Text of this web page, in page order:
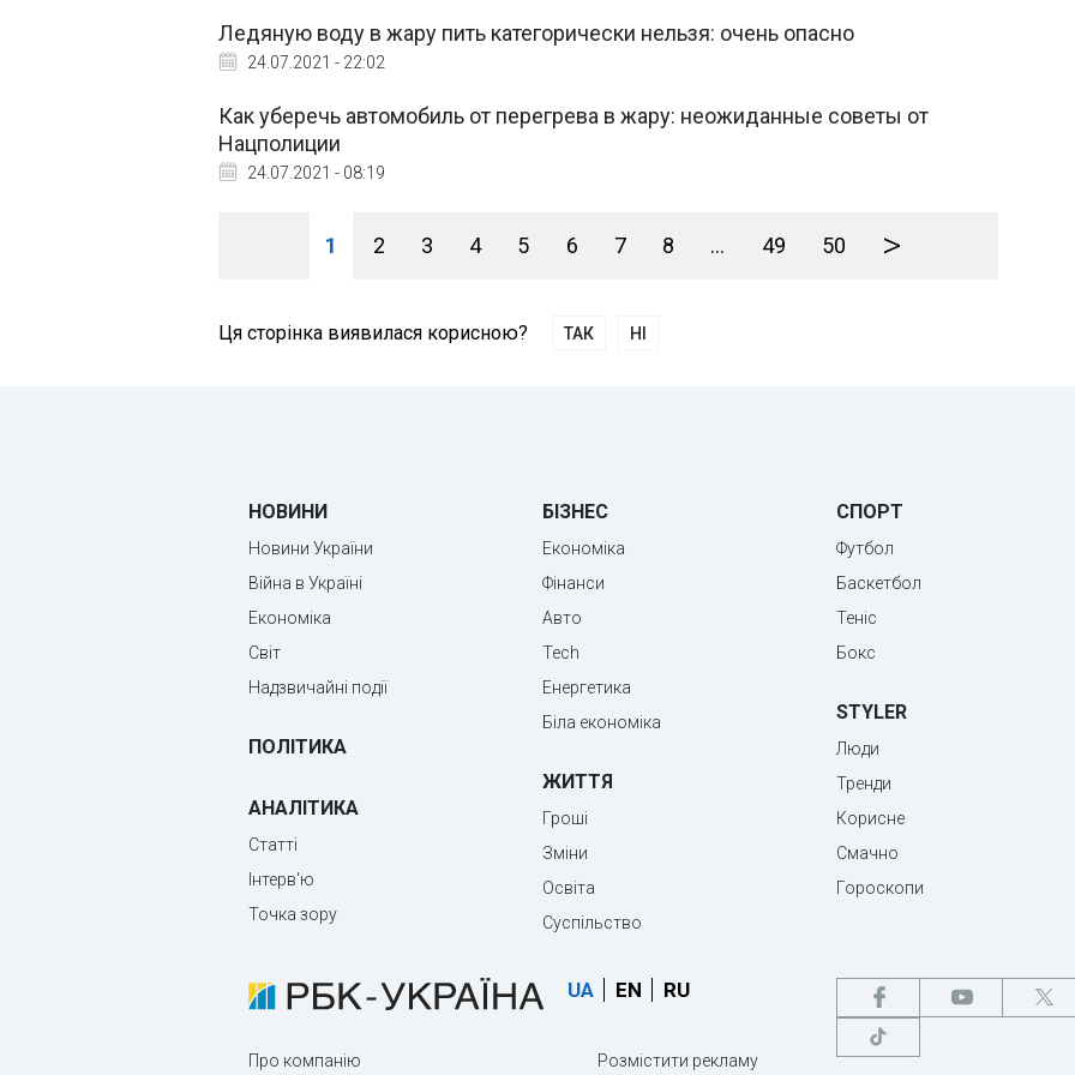
Ледяную воду в жару пить категорически нельзя: очень опасно
24.07.2021 - 22:02
Как уберечь автомобиль от перегрева в жару: неожиданные советы от
Нацполиции
24.07.2021 - 08:19
1 2 3 4 5 6 7 8 ... 49 50 >
Ця сторінка виявилася корисною? ТАК НІ
НОВИНИ
Новини України
Війна в Україні
Економіка
Світ
Надзвичайні події
ПОЛІТИКА
АНАЛІТИКА
Статті
Інтерв'ю
Точка зору
БІЗНЕС
Економіка
Фінанси
Авто
Tech
Енергетика
Біла економіка
ЖИТТЯ
Гроші
Зміни
Освіта
Суспільство
СПОРТ
Футбол
Баскетбол
Теніс
Бокс
STYLER
Люди
Тренди
Корисне
Смачно
Гороскопи
UA EN RU
Про компанію Розмістити рекламу